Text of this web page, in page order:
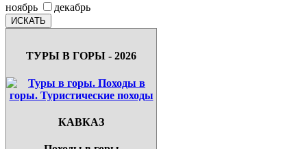
ноябрь
декабрь
ТУРЫ В ГОРЫ - 2026
КАВКАЗ